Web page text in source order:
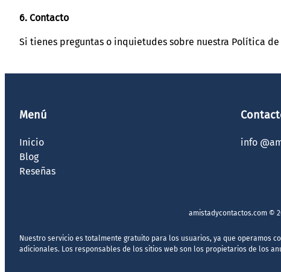
6. Contacto
Si tienes preguntas o inquietudes sobre nuestra Política de
Menú
Inicio
Blog
Reseñas
info
amistadycontactos.com ©
Nuestro servicio es totalmente gratuito para los usuarios, ya que operamos
adicionales. Los responsables de los sitios web son los propietarios de los